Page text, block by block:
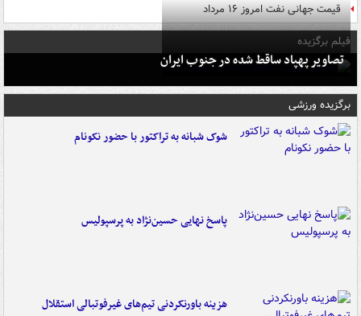
قیمت جهانی نفت امروز ۱۶ مرداد
فیلم برگزیده
تصاویر پهپاد ساقط شده در جنوب ایران
برگزیده ورزشی
شوک شبانه به تراکتور با حضور نکونام
پاسخ نهایی حسین‌نژاد به پرسپولیس
هزینه باورنکردنی تیم‌های غیرفوتبالی استقلال